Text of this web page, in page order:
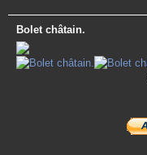
Bolet châtain.